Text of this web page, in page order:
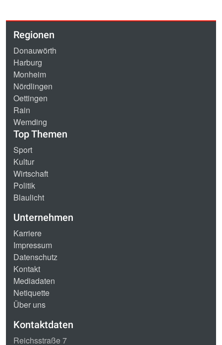
Regionen
Donauwörth
Harburg
Monheim
Nördlingen
Oettingen
Rain
Wemding
Top Themen
Sport
Kultur
Wirtschaft
Politik
Blaulicht
Unternehmen
Karriere
Impressum
Datenschutz
Kontakt
Mediadaten
Netiquette
Über uns
Kontaktdaten
Reichsstraße 7